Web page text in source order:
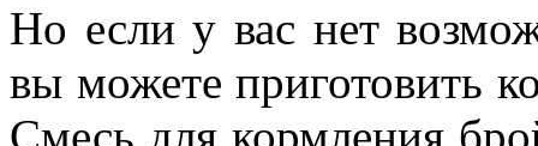
Но если у вас нет
вы можете приготовить
Смесь для кормления